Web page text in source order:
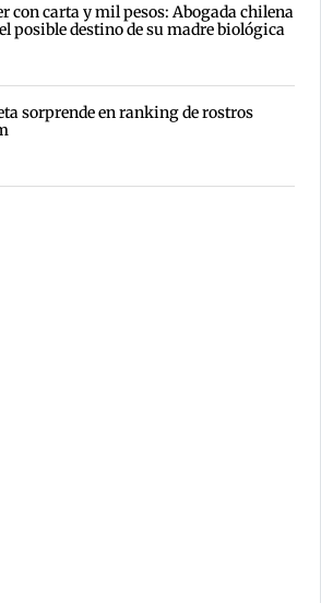
con carta y mil pesos: Abogada chilena
posible destino de su madre biológica
sorprende en ranking de rostros